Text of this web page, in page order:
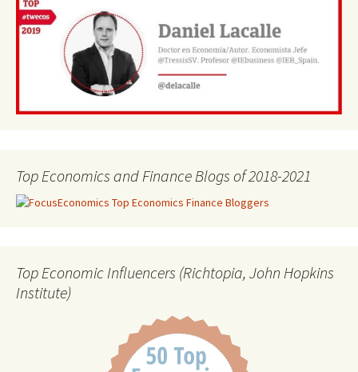
Top Economics and Finance Blogs of 2018-2021
Top Economic Influencers (Richtopia, John Hopkins
Institute)